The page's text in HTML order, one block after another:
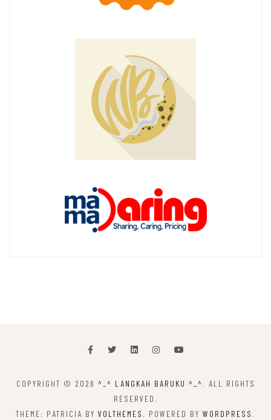
COPYRIGHT © 2026 ^_^ LANGKAH BARUKU ^_^ . ALL RIGHTS
RESERVED.
THEME: PATRICIA BY VOLTHEMES . POWERED BY WORDPRESS .